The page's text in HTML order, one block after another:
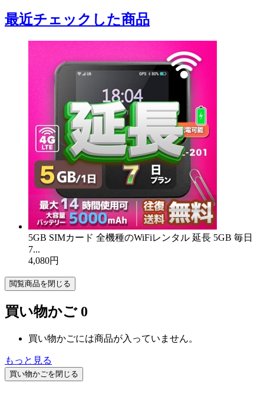
最近チェックした商品
5GB SIMカード 全機種のWiFiレンタル 延長 5GB 毎日
7...
4,080円
閲覧商品を閉じる
買い物かご 0
買い物かごには商品が入っていません。
もっと見る
買い物かごを閉じる